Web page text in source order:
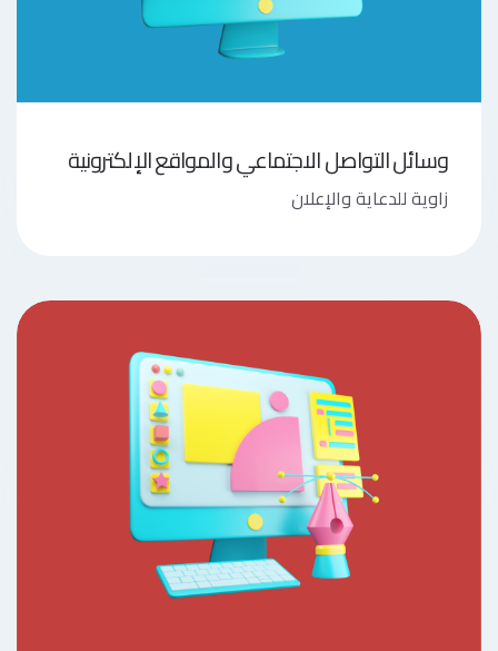
وسائل التواصل الاجتماعي والمواقع الإلكترونية
زاوية للدعاية والإعلان